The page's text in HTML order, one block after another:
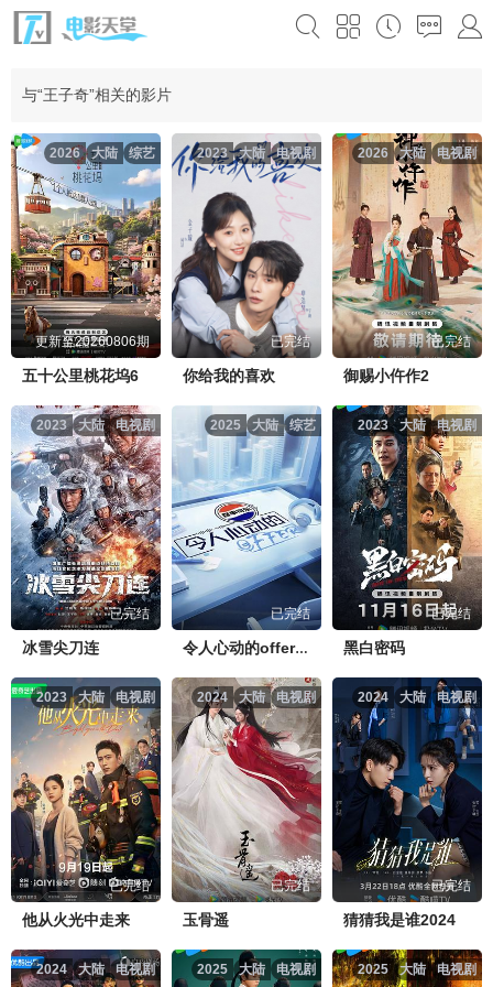
与“王子奇”相关的影片
综艺
大陆
2026
更新至20260806期
五十公里桃花坞6
电视剧
大陆
2023
已完结
你给我的喜欢
电视剧
大陆
2026
已完结
御赐小仵作2
电视剧
大陆
2023
已完结
冰雪尖刀连
综艺
大陆
2025
已完结
令人心动的offer第七季
电视剧
大陆
2023
已完结
黑白密码
电视剧
大陆
2023
已完结
他从火光中走来
电视剧
大陆
2024
已完结
玉骨遥
电视剧
大陆
2024
已完结
猜猜我是谁2024
电视剧
大陆
2024 电视剧
大陆
2025 电视剧
大陆
2025